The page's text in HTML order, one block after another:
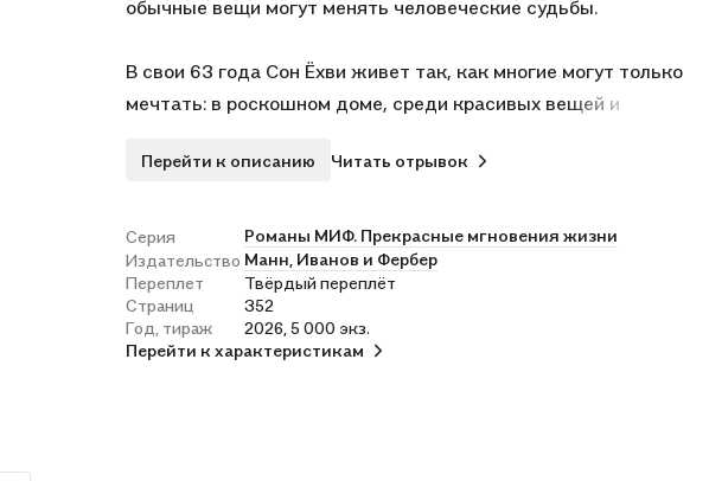
обычные вещи могут менять человеческие судьбы.
В свои 63 года Сон Ёхви живет так, как многие могут только
мечтать: в роскошном доме, среди красивых вещей и
скрывается жизнь, в которой слишком много одиночества: сын
одного человека, с кем почтенная дама могла бы поговорить по
душам.
Все меняется, когда она случайно открывает для себя сайт
объявлений "Страна секонд-хенд". Под ником Госпожа Фея она
Перейти к описанию Читать отрывок
Серия
Романы МИФ. Прекрасные мгновения жизни
Издательство Манн, Иванов и Фербер
Переплет
Твёрдый переплёт
Страниц
352
Год, тираж
2026, 5 000 экз.
Перейти к характеристикам